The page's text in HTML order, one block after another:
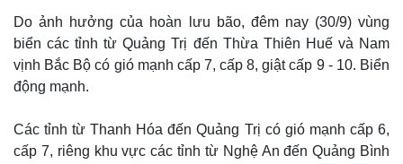
Infographic
Do ảnh hưởng của hoàn lưu bão, đêm nay (30/9) vùng
biển các tỉnh từ Quảng Trị đến Thừa Thiên Huế và Nam
vịnh Bắc Bộ có gió mạnh cấp 7, cấp 8, giật cấp 9 - 10. Biển
động mạnh.
Các tỉnh từ Thanh Hóa đến Quảng Trị có gió mạnh cấp 6,
cấp 7, riêng khu vực các tỉnh từ Nghệ An đến Quảng Bình